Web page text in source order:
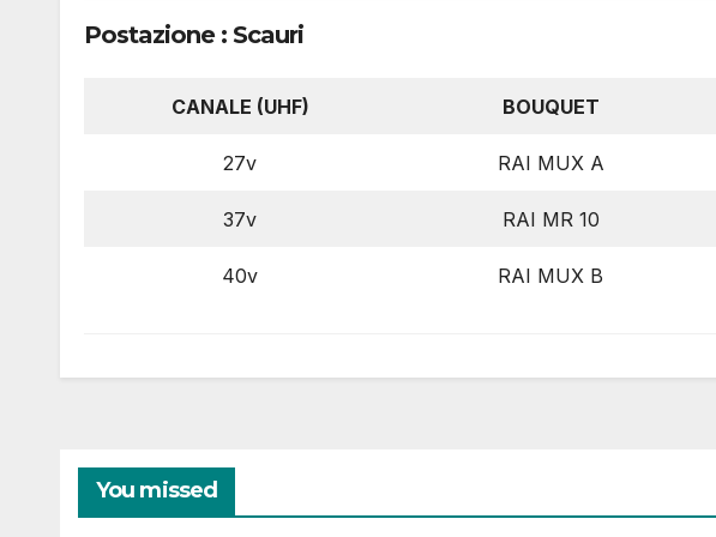
Postazione : Scauri
CANALE (UHF) BOUQUET
27v RAI MUX A
37v RAI MR 10
40v RAI MUX B
You missed